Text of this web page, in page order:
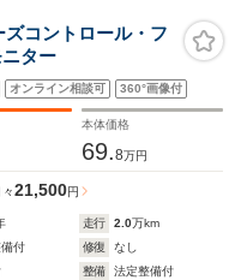
コントロール・フ
ター
オンライン相談可 360°画像付
本体価格
69.8万円
々21,500円
走行 2.0万km
付 修復
なし
整備
法定整備付